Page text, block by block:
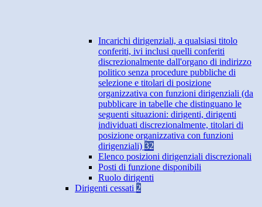
Incarichi dirigenziali, a qualsiasi titolo
conferiti, ivi inclusi quelli conferiti
discrezionalmente dall'organo di indirizzo
politico senza procedure pubbliche di
selezione e titolari di posizione
organizzativa con funzioni dirigenziali (da
pubblicare in tabelle che distinguano le
seguenti situazioni: dirigenti, dirigenti
individuati discrezionalmente, titolari di
posizione organizzativa con funzioni
dirigenziali) 32
Elenco posizioni dirigenziali discrezionali
Posti di funzione disponibili
Ruolo dirigenti
Dirigenti cessati 2